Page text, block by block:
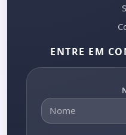
ENTRE EM